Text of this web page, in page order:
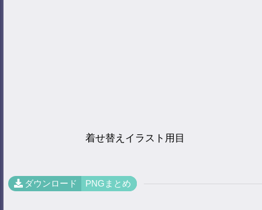
着せ替えイラスト用目
ダウンロード PNGまとめ